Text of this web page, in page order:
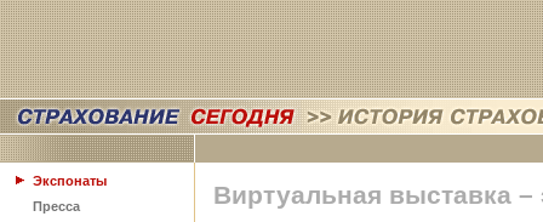
Экспонаты
Пресса
Виртуальная выставка –